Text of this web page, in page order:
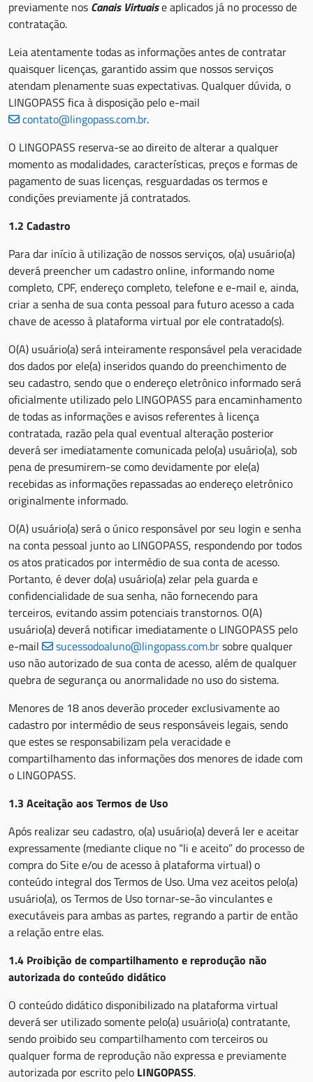
previamente nos Canais Virtuaise aplicados já no processo de
contratação.
Leia atentamente todas as informações antes de contratar
quaisquer licenças, garantido assim que nossos serviços
atendam plenamente suas expectativas. Qualquer dúvida, o
LINGOPASS fica à disposição pelo e-mail
contato@lingopass.com.br.
O LINGOPASS reserva-se ao direito de alterar a qualquer
momento as modalidades, características, preços e formas de
pagamento de suas licenças, resguardadas os termos e
condições previamente já contratados.
1.2 Cadastro
Para dar início à utilização de nossos serviços, o(a) usuário(a)
deverá preencher um cadastro online, informando nome
completo, CPF, endereço completo, telefone e e-mail e, ainda,
criar a senha de sua conta pessoal para futuro acesso a cada
chave de acesso à plataforma virtual por ele contratado(s).
O(A) usuário(a) será inteiramente responsável pela veracidade
dos dados por ele(a) inseridos quando do preenchimento de
seu cadastro, sendo que o endereço eletrônico informado será
oficialmente utilizado pelo LINGOPASS para encaminhamento
de todas as informações e avisos referentes à licença
contratada, razão pela qual eventual alteração posterior
deverá ser imediatamente comunicada pelo(a) usuário(a), sob
pena de presumirem-se como devidamente por ele(a)
recebidas as informações repassadas ao endereço eletrônico
originalmente informado.
O(A) usuário(a) será o único responsável por seu login e senha
na conta pessoal junto ao LINGOPASS, respondendo por todos
os atos praticados por intermédio de sua conta de acesso.
Portanto, é dever do(a) usuário(a) zelar pela guarda e
confidencialidade de sua senha, não fornecendo para
terceiros, evitando assim potenciais transtornos. O(A)
usuário(a) deverá notificar imediatamente o LINGOPASS pelo
e-mail
sucessodoaluno@lingopass.com.brsobre qualquer
uso não autorizado de sua conta de acesso, além de qualquer
quebra de segurança ou anormalidade no uso do sistema.
Menores de 18 anos deverão proceder exclusivamente ao
cadastro por intermédio de seus responsáveis legais, sendo
que estes se responsabilizam pela veracidade e
compartilhamento das informações dos menores de idade com
o LINGOPASS.
1.3 Aceitação aos Termos de Uso
Após realizar seu cadastro, o(a) usuário(a) deverá ler e aceitar
expressamente (mediante clique no “li e aceito” do processo de
compra do Site e/ou de acesso à plataforma virtual) o
conteúdo integral dos Termos de Uso. Uma vez aceitos pelo(a)
usuário(a), os Termos de Uso tornar-se-ão vinculantes e
executáveis para ambas as partes, regrando a partir de então
a relação entre elas.
1.4 Proibição de compartilhamento e reprodução não
autorizada do conteúdo didático
O conteúdo didático disponibilizado na plataforma virtual
deverá ser utilizado somente pelo(a) usuário(a) contratante,
sendo proibido seu compartilhamento com terceiros ou
qualquer forma de reprodução não expressa e previamente
autorizada por escrito pelo LINGOPASS.